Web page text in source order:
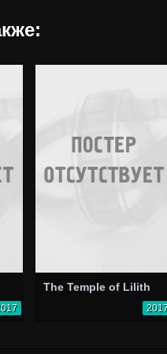
The Temple of Lilith